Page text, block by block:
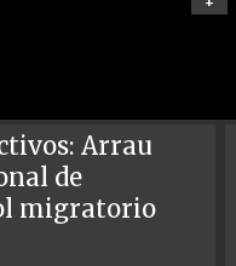
Arrau
de
migratorio